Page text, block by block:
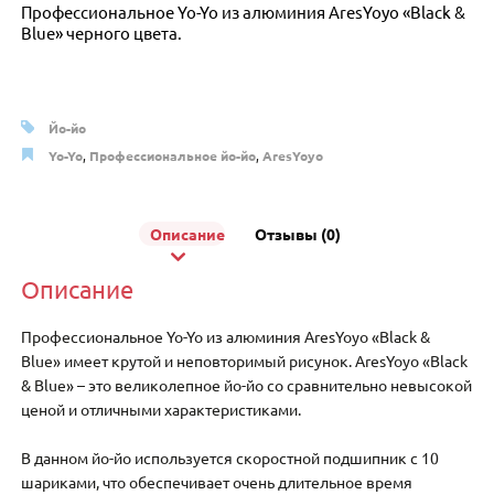
Профессиональное Yo-Yo из алюминия AresYoyo «Black &
Blue» черного цвета.
Йо-йо
Yo-Yo, Профессиональное йо-йо,AresYoyo
Описание Отзывы (0)
Описание
Профессиональное Yo-Yo из алюминия AresYoyo «Black &
Blue» имеет крутой и неповторимый рисунок. AresYoyo «Black
& Blue» – это великолепное йо-йо со сравнительно невысокой
ценой и отличными характеристиками.
В данном йо-йо используется скоростной подшипник с 10
шариками, что обеспечивает очень длительное время